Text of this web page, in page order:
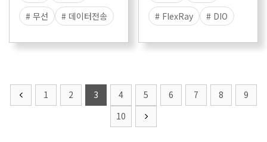
# 무선
# 데이터전송
# FlexRay
# DIO
1 2 3 4 5 6 7 8
9
10